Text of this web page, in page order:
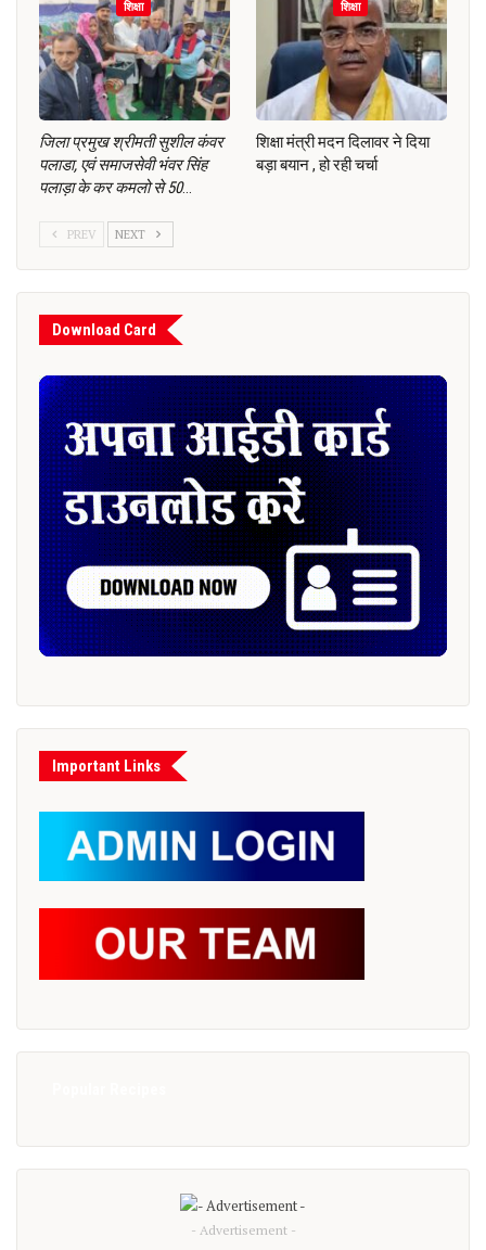
शिक्षा
जिला प्रमुख श्रीमती सुशील कंवर
पलाडा, एवं समाजसेवी भंवर सिंह
पलाड़ा के कर कमलो से 50…
शिक्षा
शिक्षा मंत्री मदन दिलावर ने दिया
बड़ा बयान , हो रही चर्चा
PREV NEXT
Download Card
Important Links
- Advertisement -